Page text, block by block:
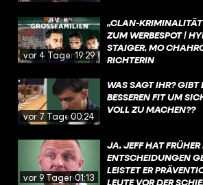
vor 4 Tagen19:29
„CLAN-
ZUM WERBESPOT |
STAIGER, MO
RICHTERIN
vor 7 Tagen00:24
WAS SAGT IHR? GIBT
BESSEREN FIT UM
VOLL ZU MACHEN??
vor 9 Tagen01:13
JA, JEFF HAT
ENTSCHEIDUNGEN
LEISTET ER
LEUTE VOR DER